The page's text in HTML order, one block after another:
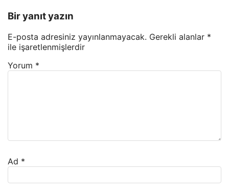
Bir yanıt yazın
E-posta adresiniz yayınlanmayacak. Gerekli alanlar *
ile işaretlenmişlerdir
Yorum *
Ad *